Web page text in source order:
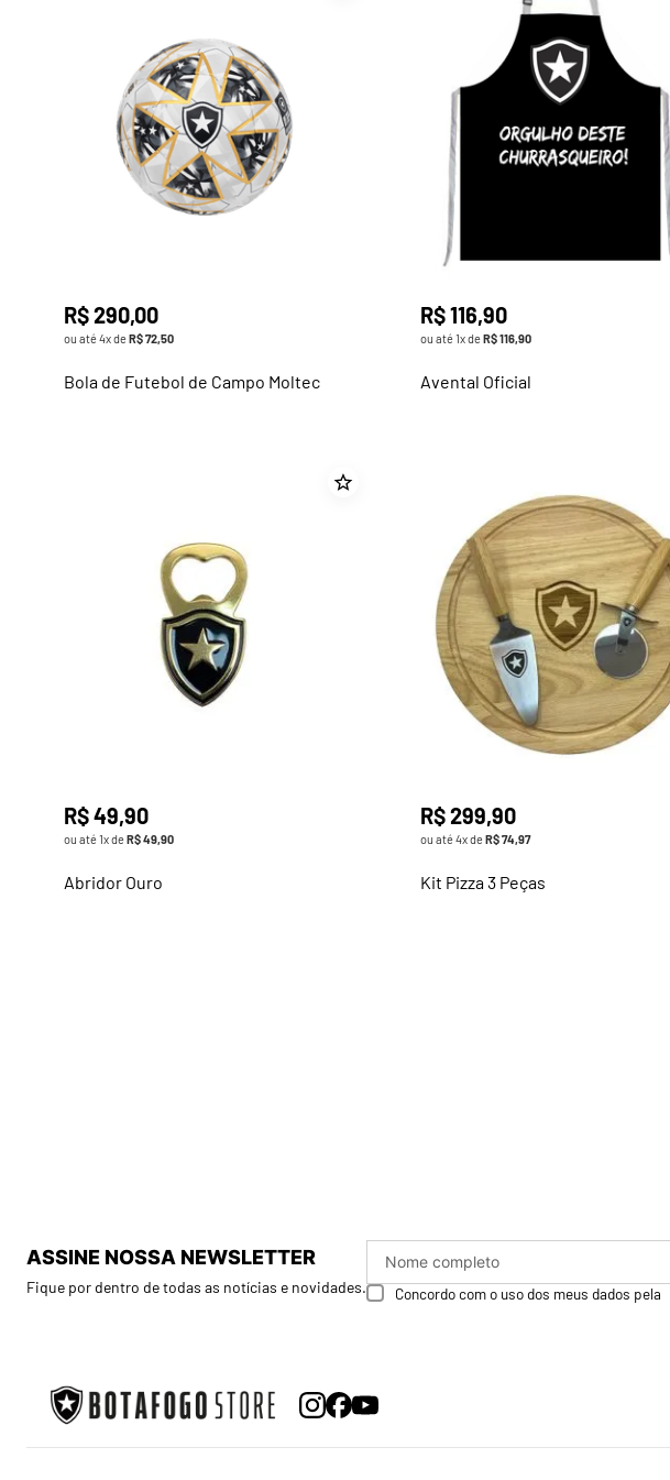
R$290,00
ou até4x deR$72,50
Bola de Futebol de Campo Moltec
R$116,90
ou até1x deR$116,90
Avental Oficial
R$49,90
ou até1x deR$49,90
Abridor Ouro
R$299,90
ou até4x deR$74,97
Kit Pizza 3 Peças
ASSINE NOSSA NEWSLETTER
Fique por dentro de todas as notícias e novidades. Concordo com o uso dos meus dados pela